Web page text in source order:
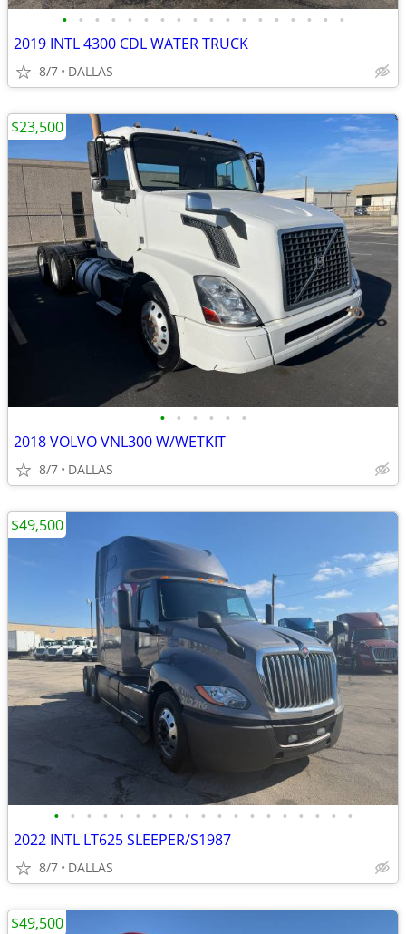
• • • • • • • • • • • • • • • • • •
2019 INTL 4300 CDL WATER TRUCK
8/7 DALLAS
• • • • • •
2018 VOLVO VNL300 W/WETKIT
8/7 DALLAS
$23,500
• • • • • • • • • • • • • • • • • • •
2022 INTL LT625 SLEEPER/S1987
8/7 DALLAS
$49,500
$49,500